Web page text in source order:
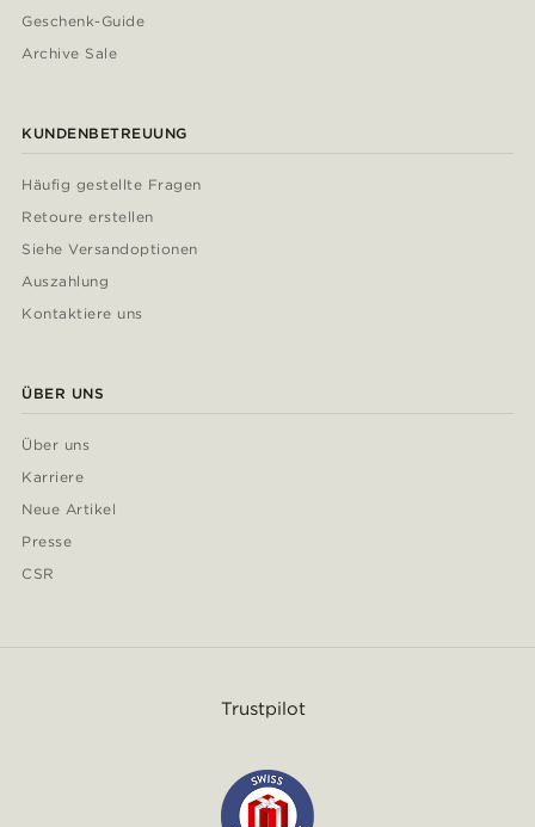
Geschenk-Guide
Archive Sale
KUNDENBETREUUNG
Häufig gestellte Fragen
Retoure erstellen
Siehe Versandoptionen
Auszahlung
Kontaktiere uns
ÜBER UNS
Über uns
Karriere
Neue Artikel
Presse
CSR
Trustpilot